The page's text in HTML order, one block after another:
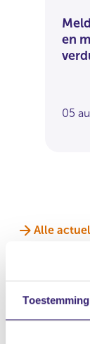
Toestemming
en
05
Alle